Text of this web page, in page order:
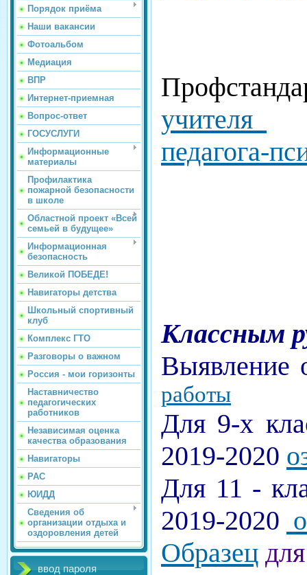
Порядок приёма
Наши вакансии
Фотоальбом
Медиация
ВПР
Интернет-приемная
Вопрос-ответ
ГОСУСЛУГИ
Информационные
материалы
Профилактика
пожарной безопасности
в школе
Областной проект «Всей
семьей в будущее»
Информационная
безопасность
Великой ПОБЕДЕ!
Навигаторы детства
Школьный спортивный
клуб
Комплекс ГТО
Разговоры о важном
Россия - мои горизонты
Наставничество
педагогических
работников
Независимая оценка
качества образования
Навигаторы
РАС
ЮИДД
Сведения об
организации отдыха и
оздоровления детей
ввод пароля
учителя
педагога-
Классным
Выявление
работы
Для 9-х
2019-2020
Для 11 -
2019-2020
Образец